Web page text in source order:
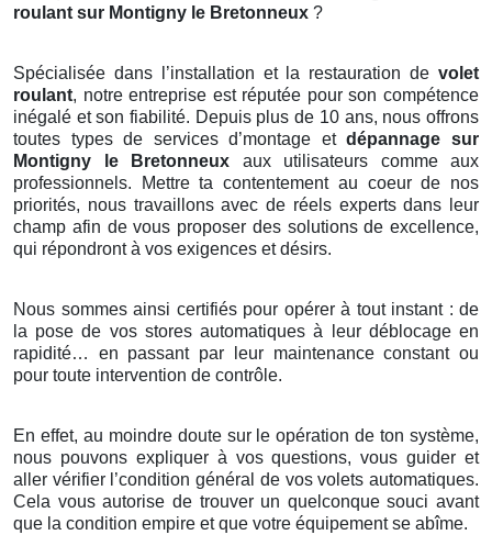
roulant sur Montigny le Bretonneux ?
Spécialisée dans l’installation et la restauration de volet
roulant, notre entreprise est réputée pour son compétence
inégalé et son fiabilité. Depuis plus de 10 ans, nous offrons
toutes types de services d’montage etdépannage sur
Montigny le Bretonneux aux utilisateurs comme aux
professionnels. Mettre ta contentement au coeur de nos
priorités, nous travaillons avec de réels experts dans leur
champ afin de vous proposer des solutions de excellence,
qui répondront à vos exigences et désirs.
Nous sommes ainsi certifiés pour opérer à tout instant : de
la pose de vos stores automatiques à leur déblocage en
rapidité… en passant par leur maintenance constant ou
pour toute intervention de contrôle.
En effet, au moindre doute sur le opération de ton système,
nous pouvons expliquer à vos questions, vous guider et
aller vérifier l’condition général de vos volets automatiques.
Cela vous autorise de trouver un quelconque souci avant
que la condition empire et que votre équipement se abîme.